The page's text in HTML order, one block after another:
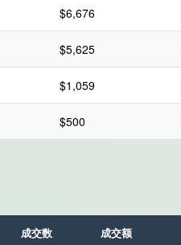
$6,676
$5,625
$1,059
$500
成交数 成交额